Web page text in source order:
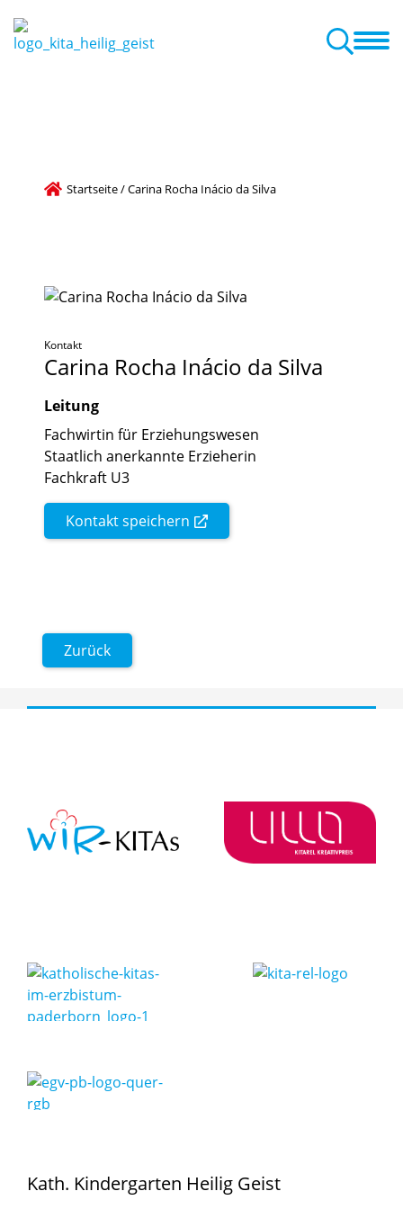
Familienzentrum Aktuelles + Termine
Startseite/Carina Rocha Inácio da Silva
Kontakt
Carina Rocha Inácio da Silva
Leitung
Fachwirtin für Erziehungswesen
Staatlich anerkannte Erzieherin
Fachkraft U3
Kontakt speichern
Zurück
Kath. Kindergarten Heilig Geist